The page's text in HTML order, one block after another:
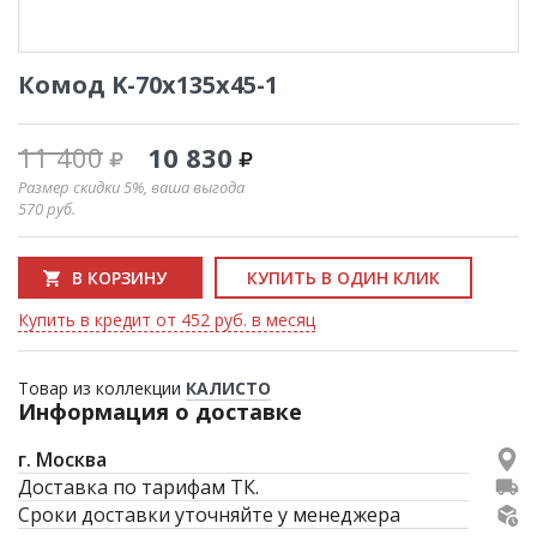
Комод K-70x135x45-1
11 400 10 830
Размер скидки 5%, ваша выгода
570руб.
В КОРЗИНУ
КУПИТЬ В ОДИН КЛИК
Купить в кредит от 452 руб. в месяц
Товар из коллекции КАЛИСТО
Информация о доставке
г. Москва
Доставка по тарифам ТК.
Сроки доставки уточняйте у менеджера